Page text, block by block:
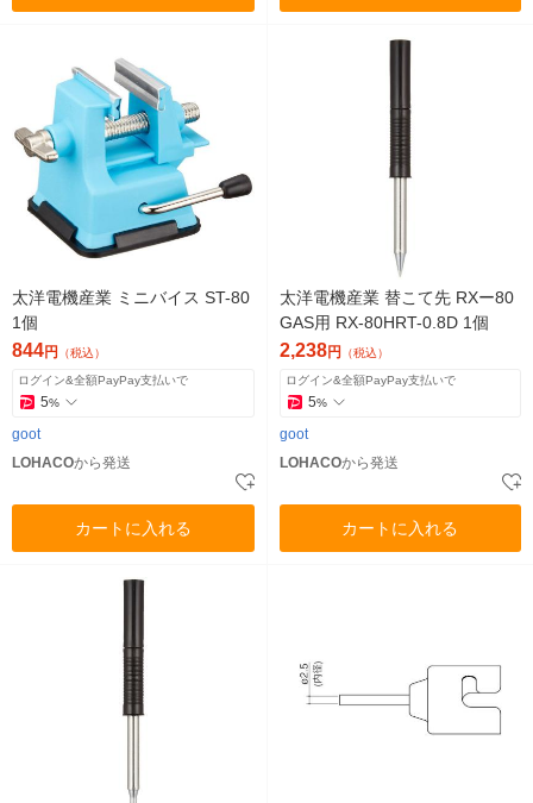
太洋電機産業 ミニバイス ST-80
1個
844円 （税込）
ログイン&全額PayPay支払いで
5%
goot
LOHACOから発送
カートに入れる
太洋電機産業 替こて先 RXー80
GAS用 RX-80HRT-0.8D 1個
2,238円 （税込）
ログイン&全額PayPay支払いで
5%
goot
LOHACOから発送
カートに入れる